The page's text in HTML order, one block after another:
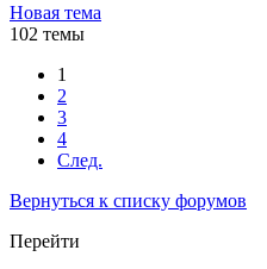
Новая тема
102 темы
1
2
3
4
След.
Вернуться к списку форумов
Перейти